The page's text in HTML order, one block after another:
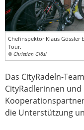
Chefinspektor Klaus Gössler
Tour.
© Christian Glösl
Das CityRadeln-
CityRadlerinnen
die Unterstützung